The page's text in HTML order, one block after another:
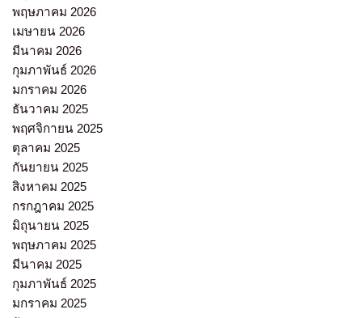
พฤษภาคม 2026
เมษายน 2026
มีนาคม 2026
กุมภาพันธ์ 2026
มกราคม 2026
ธันวาคม 2025
พฤศจิกายน 2025
ตุลาคม 2025
กันยายน 2025
สิงหาคม 2025
กรกฎาคม 2025
มิถุนายน 2025
พฤษภาคม 2025
มีนาคม 2025
กุมภาพันธ์ 2025
มกราคม 2025